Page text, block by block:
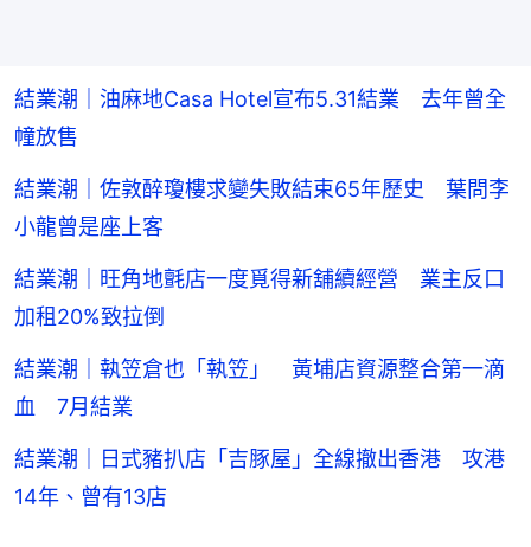
結業潮｜油麻地Casa Hotel宣布5.31結業 去年曾全
幢放售
結業潮｜佐敦醉瓊樓求變失敗結束65年歷史 葉問李
小龍曾是座上客
結業潮｜旺角地氈店一度覓得新舖續經營 業主反口
加租20%致拉倒
結業潮｜執笠倉也「執笠」 黃埔店資源整合第一滴
血 7月結業
結業潮｜日式豬扒店「吉豚屋」全線撤出香港 攻港
14年、曾有13店